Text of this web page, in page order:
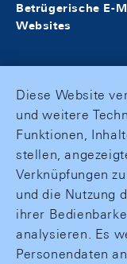
Betrügerische E-
Websites
Diese Website
und weitere
Funktionen,
stellen,
Verknüpfungen
und die Nutzung
ihrer
analysieren. Es
Personendaten